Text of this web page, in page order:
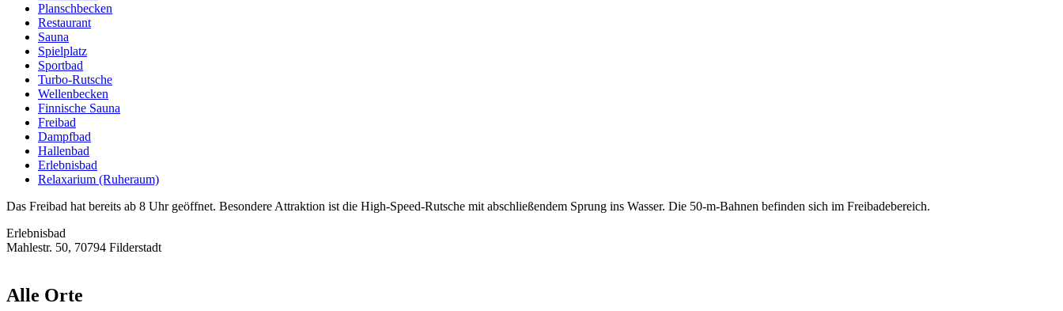
Planschbecken
Restaurant
Sauna
Spielplatz
Sportbad
Turbo-Rutsche
Wellenbecken
Finnische Sauna
Freibad
Dampfbad
Hallenbad
Erlebnisbad
Relaxarium (Ruheraum)
Das Freibad hat bereits ab 8 Uhr geöffnet. Besondere Attraktion ist die High-Speed-Rutsche mit abschließendem Sprung ins Wasser. Die 50-m-Bahnen befinden sich im Freibadebereich.
Erlebnisbad
Mahlestr. 50, 70794 Filderstadt
Alle Orte